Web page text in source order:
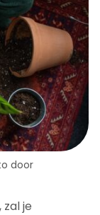
door
je